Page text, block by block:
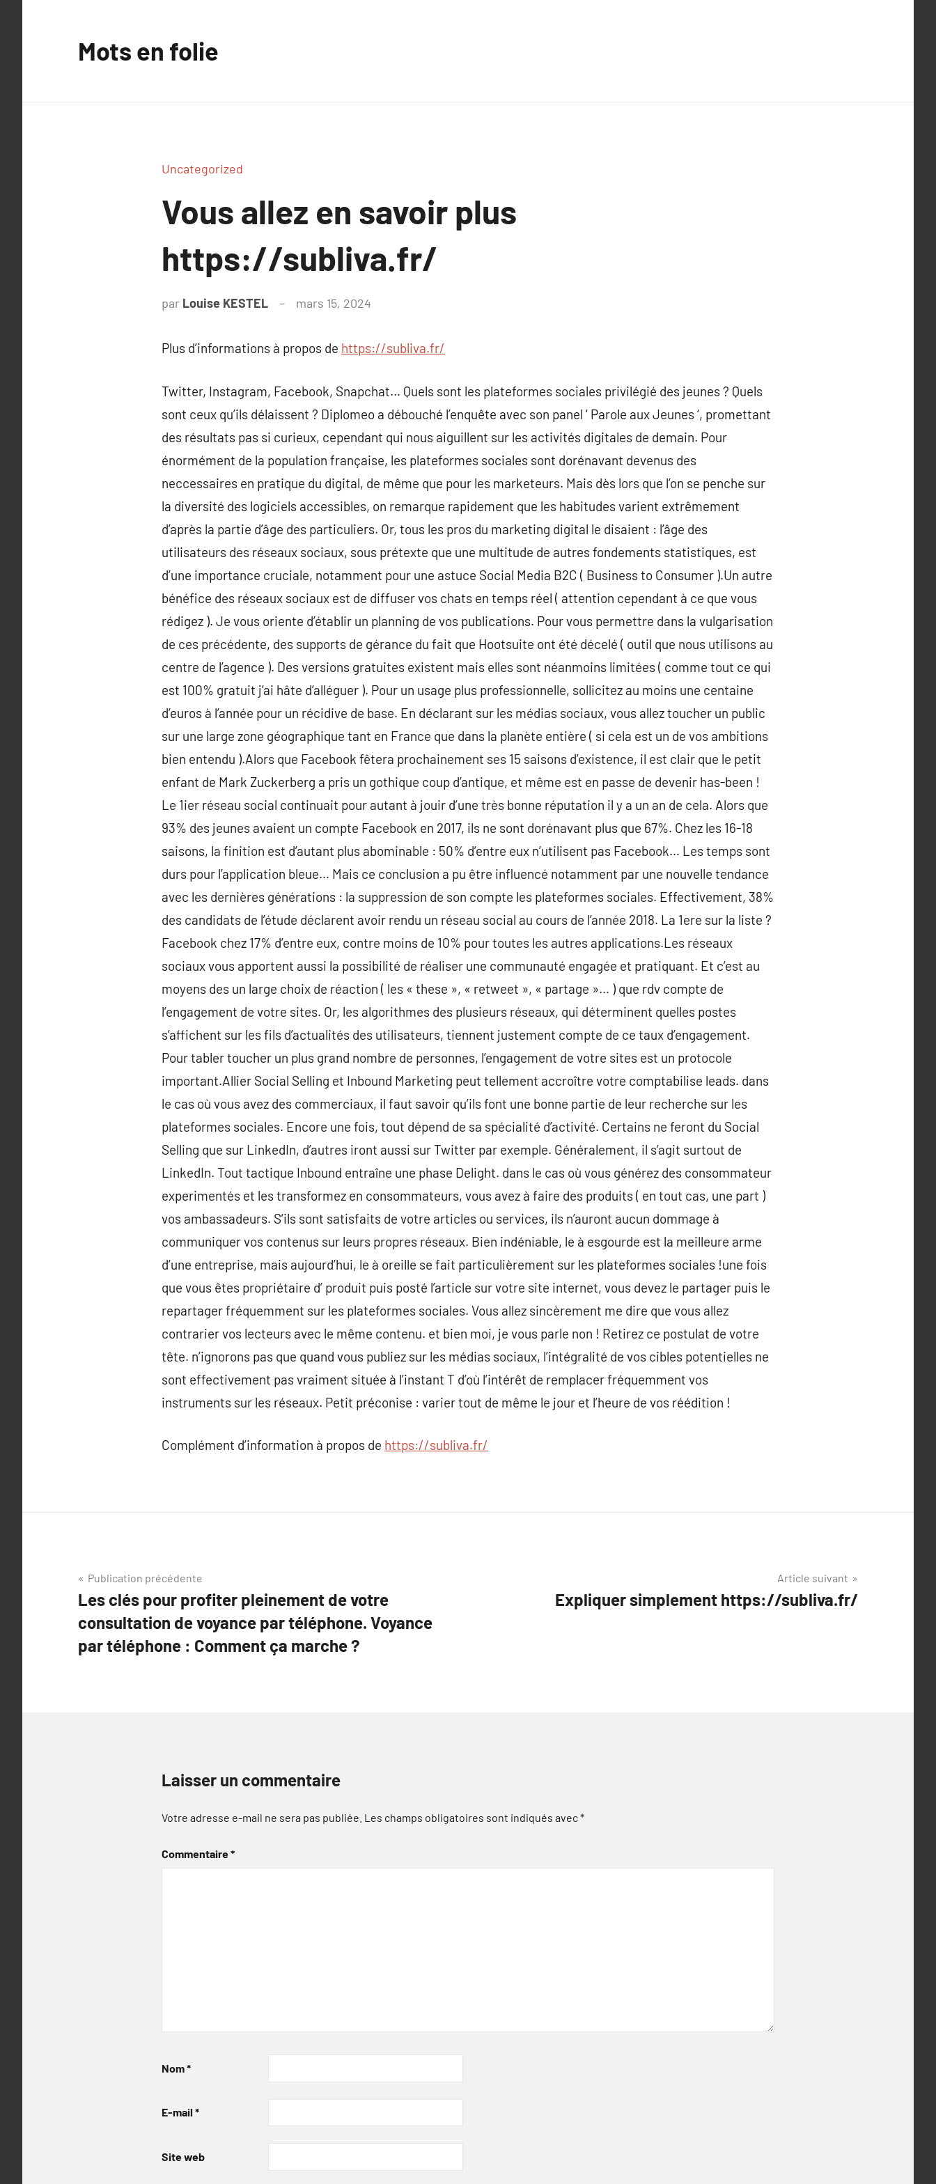
Mots en folie
Uncategorized
Vous allez en savoir plus
https://subliva.fr/
par Louise KESTEL mars 15, 2024
Plus d’informations à propos de https://subliva.fr/
Twitter, Instagram, Facebook, Snapchat… Quels sont les plateformes sociales privilégié des jeunes ? Quels
sont ceux qu’ils délaissent ? Diplomeo a débouché l’enquête avec son panel ‘ Parole aux Jeunes ‘, promettant
des résultats pas si curieux, cependant qui nous aiguillent sur les activités digitales de demain. Pour
énormément de la population française, les plateformes sociales sont dorénavant devenus des
neccessaires en pratique du digital, de même que pour les marketeurs. Mais dès lors que l’on se penche sur
la diversité des logiciels accessibles, on remarque rapidement que les habitudes varient extrêmement
d’après la partie d’âge des particuliers. Or, tous les pros du marketing digital le disaient : l’âge des
utilisateurs des réseaux sociaux, sous prétexte que une multitude de autres fondements statistiques, est
d’une importance cruciale, notamment pour une astuce Social Media B2C ( Business to Consumer ).Un autre
bénéfice des réseaux sociaux est de diffuser vos chats en temps réel ( attention cependant à ce que vous
rédigez ). Je vous oriente d’établir un planning de vos publications. Pour vous permettre dans la vulgarisation
de ces précédente, des supports de gérance du fait que Hootsuite ont été décelé ( outil que nous utilisons au
centre de l’agence ). Des versions gratuites existent mais elles sont néanmoins limitées ( comme tout ce qui
est 100% gratuit j’ai hâte d’alléguer ). Pour un usage plus professionnelle, sollicitez au moins une centaine
d’euros à l’année pour un récidive de base. En déclarant sur les médias sociaux, vous allez toucher un public
sur une large zone géographique tant en France que dans la planète entière ( si cela est un de vos ambitions
bien entendu ).Alors que Facebook fêtera prochainement ses 15 saisons d’existence, il est clair que le petit
enfant de Mark Zuckerberg a pris un gothique coup d’antique, et même est en passe de devenir has-been !
Le 1ier réseau social continuait pour autant à jouir d’une très bonne réputation il y a un an de cela. Alors que
93% des jeunes avaient un compte Facebook en 2017, ils ne sont dorénavant plus que 67%. Chez les 16-18
saisons, la finition est d’autant plus abominable : 50% d’entre eux n’utilisent pas Facebook… Les temps sont
durs pour l’application bleue… Mais ce conclusion a pu être influencé notamment par une nouvelle tendance
avec les dernières générations : la suppression de son compte les plateformes sociales. Effectivement, 38%
des candidats de l’étude déclarent avoir rendu un réseau social au cours de l’année 2018. La 1ere sur la liste ?
Facebook chez 17% d’entre eux, contre moins de 10% pour toutes les autres applications.Les réseaux
sociaux vous apportent aussi la possibilité de réaliser une communauté engagée et pratiquant. Et c’est au
moyens des un large choix de réaction ( les « these », « retweet », « partage »… ) que rdv compte de
l’engagement de votre sites. Or, les algorithmes des plusieurs réseaux, qui déterminent quelles postes
s’affichent sur les fils d’actualités des utilisateurs, tiennent justement compte de ce taux d’engagement.
Pour tabler toucher un plus grand nombre de personnes, l’engagement de votre sites est un protocole
important.Allier Social Selling et Inbound Marketing peut tellement accroître votre comptabilise leads. dans
le cas où vous avez des commerciaux, il faut savoir qu’ils font une bonne partie de leur recherche sur les
plateformes sociales. Encore une fois, tout dépend de sa spécialité d’activité. Certains ne feront du Social
Selling que sur LinkedIn, d’autres iront aussi sur Twitter par exemple. Généralement, il s’agit surtout de
LinkedIn. Tout tactique Inbound entraîne une phase Delight. dans le cas où vous générez des consommateur
experimentés et les transformez en consommateurs, vous avez à faire des produits ( en tout cas, une part )
vos ambassadeurs. S’ils sont satisfaits de votre articles ou services, ils n’auront aucun dommage à
communiquer vos contenus sur leurs propres réseaux. Bien indéniable, le à esgourde est la meilleure arme
d’une entreprise, mais aujourd’hui, le à oreille se fait particulièrement sur les plateformes sociales !une fois
que vous êtes propriétaire d’ produit puis posté l’article sur votre site internet, vous devez le partager puis le
repartager fréquemment sur les plateformes sociales. Vous allez sincèrement me dire que vous allez
contrarier vos lecteurs avec le même contenu. et bien moi, je vous parle non ! Retirez ce postulat de votre
tête. n’ignorons pas que quand vous publiez sur les médias sociaux, l’intégralité de vos cibles potentielles ne
sont effectivement pas vraiment située à l’instant T d’où l’intérêt de remplacer fréquemment vos
instruments sur les réseaux. Petit préconise : varier tout de même le jour et l’heure de vos réédition !
Complément d’information à propos de https://subliva.fr/
Navigation
de
l’article
Publication précédente
Les clés pour profiter pleinement de votre
consultation de voyance par téléphone. Voyance
par téléphone : Comment ça marche ?
Article suivant
Expliquer simplement https://subliva.fr/
Laisser un commentaire
Votre adresse e-mail ne sera pas publiée. Les champs obligatoires sont indiqués avec*
Commentaire*
Nom*
E-mail *
Site web